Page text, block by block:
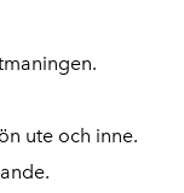
ute och inne.